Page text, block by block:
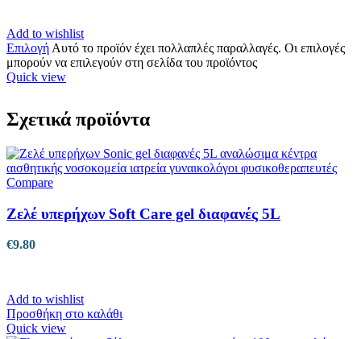
Add to wishlist
Επιλογή Αυτό το προϊόν έχει πολλαπλές παραλλαγές. Οι επιλογές
μπορούν να επιλεγούν στη σελίδα του προϊόντος
Quick view
Σχετικά προϊόντα
Compare
Ζελέ υπερήχων Soft Care gel διαφανές 5L
€9.80
Add to wishlist
Προσθήκη στο καλάθι
Quick view